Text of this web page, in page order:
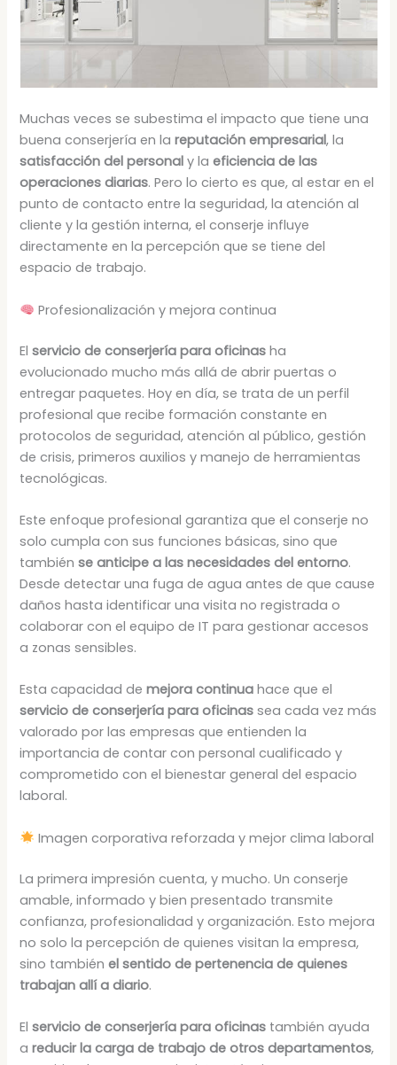
Muchas veces se subestima el impacto que tiene una
buena conserjería en lareputación empresarial, la
satisfacción del personal y laeficiencia de las
operaciones diarias. Pero lo cierto es que, al estar en el
punto de contacto entre la seguridad, la atención al
cliente y la gestión interna, el conserje influye
directamente en la percepción que se tiene del
espacio de trabajo.
Profesionalización y mejora continua
Elservicio de conserjería para oficinas ha
evolucionado mucho más allá de abrir puertas o
entregar paquetes. Hoy en día, se trata de un perfil
profesional que recibe formación constante en
protocolos de seguridad, atención al público, gestión
de crisis, primeros auxilios y manejo de herramientas
tecnológicas.
Este enfoque profesional garantiza que el conserje no
solo cumpla con sus funciones básicas, sino que
tambiénse anticipe a las necesidades del entorno.
Desde detectar una fuga de agua antes de que cause
daños hasta identificar una visita no registrada o
colaborar con el equipo de IT para gestionar accesos
a zonas sensibles.
Esta capacidad demejora continua hace que el
servicio de conserjería para oficinas sea cada vez más
valorado por las empresas que entienden la
importancia de contar con personal cualificado y
comprometido con el bienestar general del espacio
laboral.
Imagen corporativa reforzada y mejor clima laboral
La primera impresión cuenta, y mucho. Un conserje
amable, informado y bien presentado transmite
confianza, profesionalidad y organización. Esto mejora
no solo la percepción de quienes visitan la empresa,
sino tambiénel sentido de pertenencia de quienes
trabajan allí a diario.
Elservicio de conserjería para oficinas también ayuda
areducir la carga de trabajo de otros departamentos,